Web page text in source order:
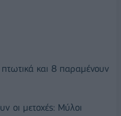
πτωτικά και 8 παραμένουν
οι μετοχές: Μύλοι